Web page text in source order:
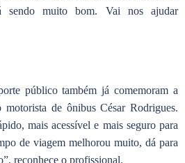
sendo muito bom. Vai nos ajudar
público também já comemoram a
de ônibus César Rodrigues.
mais acessível e mais seguro para
de viagem melhorou muito, dá para
reconhece o profissional.